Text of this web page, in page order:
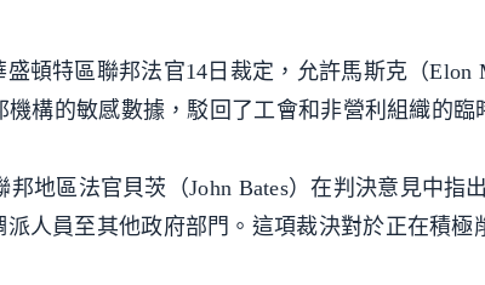
盛頓特區聯邦法官14日裁定，允許馬斯克（Elon
構的敏感數據，駁回了工會和非營利組織的臨
地區法官貝茨（John Bates）在判決意見中指
人員至其他政府部門。這項裁決對於正在積極